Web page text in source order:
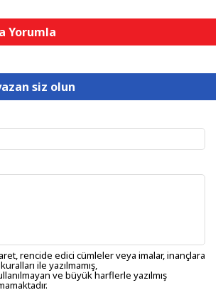
Yorumla
siz olun
rencide edici cümleler veya imalar, inançlara
ile yazılmamış,
ve büyük harflerle yazılmış